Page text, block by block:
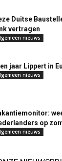
Duitse
vertragen
nieuws
jaar Lippert in
nieuws
op
nieuws